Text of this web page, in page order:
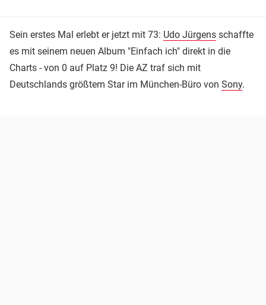
Sein erstes Mal erlebt er jetzt mit 73: Udo Jürgens schaffte
es mit seinem neuen Album "Einfach ich" direkt in die
Charts - von 0 auf Platz 9! Die AZ traf sich mit
Deutschlands größtem Star im München-Büro von Sony.